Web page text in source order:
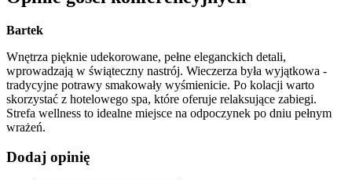
Bartek
Wnętrza pięknie udekorowane, pełne eleganckich detali,
wprowadzają w świąteczny nastrój. Wieczerza była wyjątkowa -
tradycyjne potrawy smakowały wyśmienicie. Po kolacji warto
skorzystać z hotelowego spa, które oferuje relaksujące zabiegi.
Strefa wellness to idealne miejsce na odpoczynek po dniu pełnym
wrażeń.
Dodaj opinię